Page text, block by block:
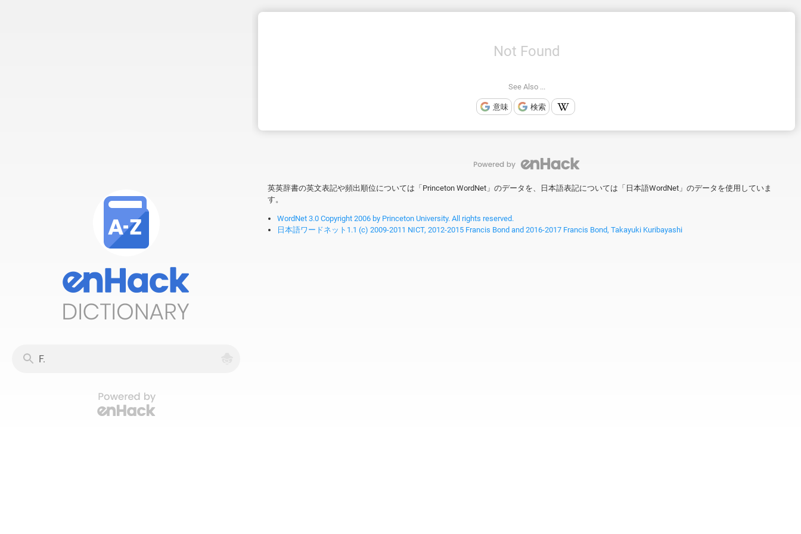
Not Found
See Also ...
意味 検索
英英辞書の英文表記や頻出順位については「Princeton WordNet」のデータを、日本語表記については「日本語WordNet」のデータを使用していま
す。
WordNet 3.0 Copyright 2006 by Princeton University. All rights reserved.
日本語ワードネット1.1 (c) 2009-2011 NICT, 2012-2015 Francis Bond and 2016-2017 Francis Bond, Takayuki Kuribayashi